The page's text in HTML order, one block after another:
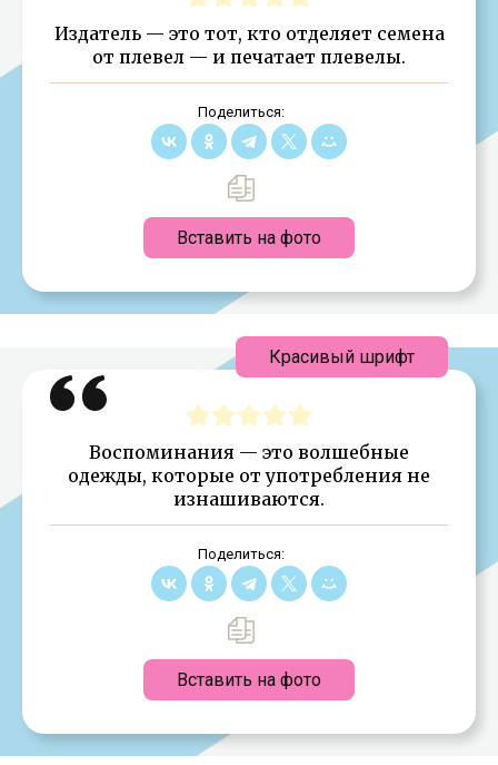
Издатель — это тот, кто отделяет семена
от плевел — и печатает плевелы.
Поделиться:
Вставить на фото
Воспоминания — это волшебные
одежды, которые от употребления не
изнашиваются.
Поделиться:
Вставить на фото
Красивый шрифт